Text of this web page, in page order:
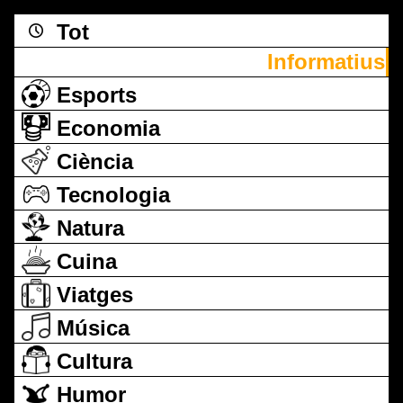
Tot
Informatius
Esports
Economia
Ciència
Tecnologia
Natura
Cuina
Viatges
Música
Cultura
Humor